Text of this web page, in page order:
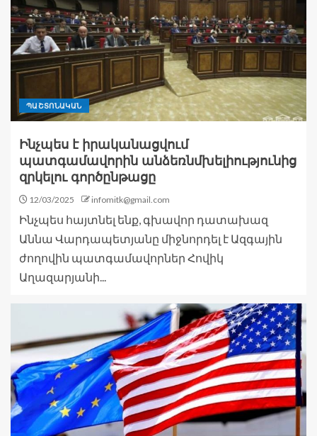
ՊԱՇՏՈՆԱԿԱՆ
Ինչպես է իրականացվում
պատգամավորին անձեռնմխելիությունից
զրկելու գործընթացը
12/03/2025 infomitk@gmail.com
Ինչպես հայտնել ենք, գխավոր դատախազ
Աննա Վարդապետյանը միջնորդել է Ազգային
ժողովին պատգամավորներ Հովիկ
Աղազարյանի...